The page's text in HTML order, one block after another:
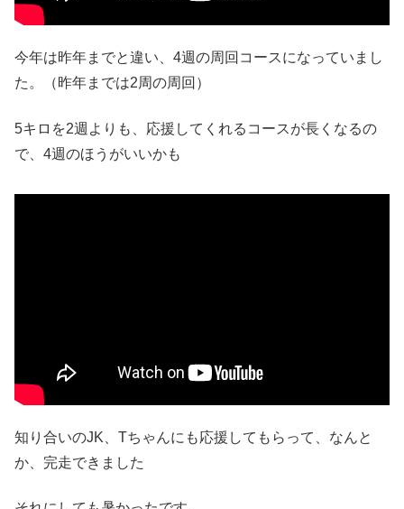
今年は昨年までと違い、4週の周回コースになっていまし
た。（昨年までは2周の周回）
5キロを2週よりも、応援してくれるコースが長くなるの
で、4週のほうがいいかも
知り合いのJK、Tちゃんにも応援してもらって、なんと
か、完走できました